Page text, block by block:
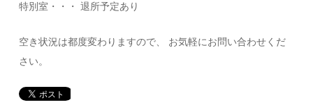
特別室・・・ 退所予定あり
空き状況は都度変わりますので、 お気軽にお問い合わせくだ
さい。